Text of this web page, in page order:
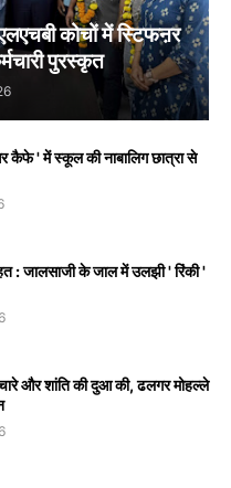
कोचों में स्टिफऩर
पुरस्कृत
कैफे ' में स्कूल की नाबालिग छात्रा से
: जालसाजी के जाल में उलझी ' रिंकी '
और शांति की दुआ की, ढलगर मोहल्ले